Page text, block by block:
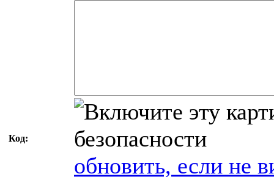
Код:
обновить, если не